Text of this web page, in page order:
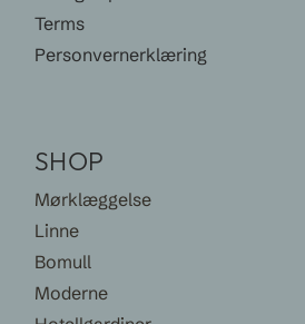
Terms
Personvernerklæring
SHOP
Mørklæggelse
Linne
Bomull
Moderne